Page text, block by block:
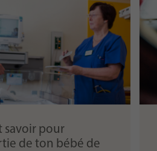
savoir pour
de ton bébé de
eingestellt hat.